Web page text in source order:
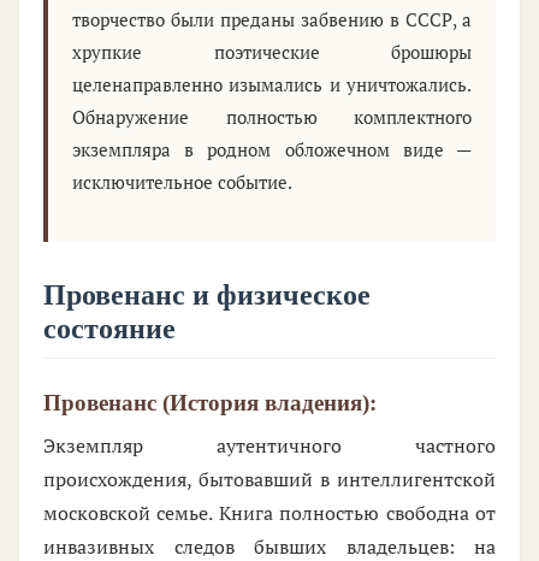
творчество были преданы забвению в СССР, а
хрупкие поэтические брошюры
целенаправленно изымались и уничтожались.
Обнаружение полностью комплектного
экземпляра в родном обложечном виде —
исключительное событие.
Провенанс и физическое
состояние
Провенанс (История владения):
Экземпляр аутентичного частного
происхождения, бытовавший в интеллигентской
московской семье. Книга полностью свободна от
инвазивных следов бывших владельцев: на